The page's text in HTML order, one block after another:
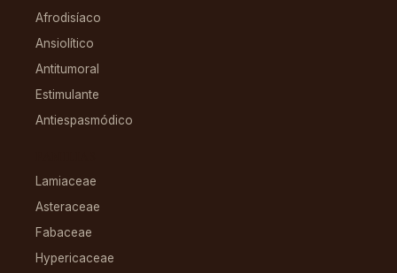
Afrodisíaco
Ansiolítico
Antitumoral
Estimulante
Antiespasmódico
Lamiaceae
Asteraceae
Fabaceae
Hypericaceae